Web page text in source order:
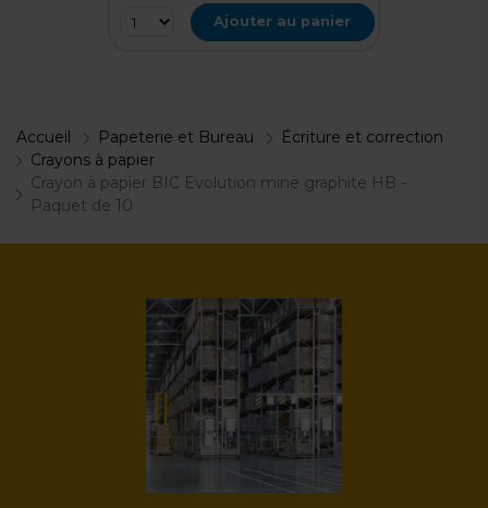
Ajouter au panier
Accueil Papeterie et Bureau
Écriture et correction
Crayons à papier
Crayon à papier BIC Evolution mine graphite HB -
Paquet de 10